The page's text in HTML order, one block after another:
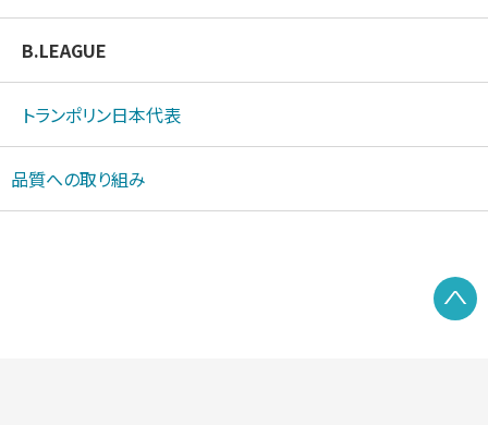
B.LEAGUE
トランポリン日本代表
品質への取り組み